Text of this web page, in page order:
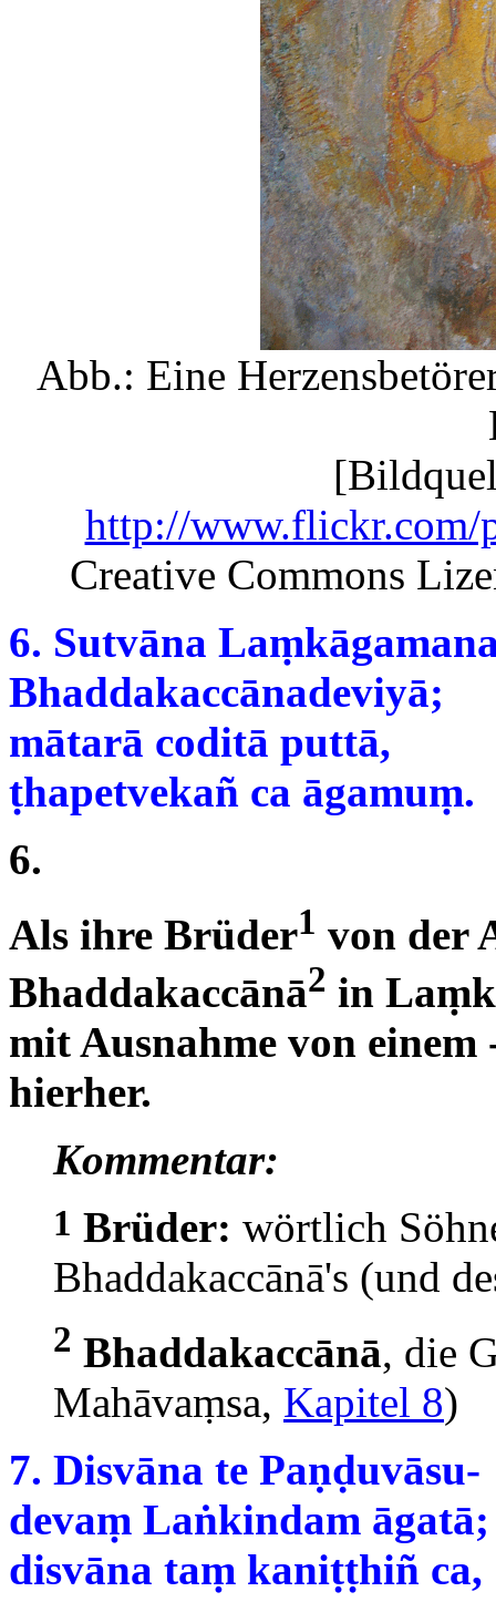
Abb.: Eine
http://www.flickr.com/
Creative Commons
6. Sutvāna
Bhaddakaccānadeviyā;
mātarā coditā puttā,
ṭhapetvekañ ca āgamuṃ.
6.
Als ihre Brüder1 von der
Bhaddakaccānā2 in
mit Ausnahme von
hierher.
Kommentar:
1 Brüder: wörtlich
Bhaddakaccānā's (und
2 Bhaddakaccānā, die
Mahāvaṃsa, Kapitel 8)
7. Disvāna te Paṇḍuvāsu-
devaṃ Laṅkindam āgatā;
disvāna taṃ kaniṭṭhiñ ca,